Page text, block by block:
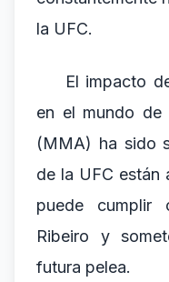
la UFC.
El impacto
en el mundo de
(MMA) ha sido
de la UFC están
puede cumplir
Ribeiro y
futura pelea.